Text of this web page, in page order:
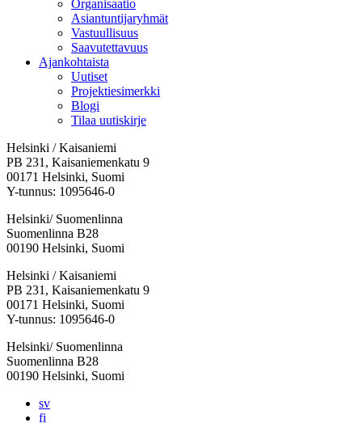
Organisaatio
Asiantuntijaryhmät
Vastuullisuus
Saavutettavuus
Ajankohtaista
Uutiset
Projektiesimerkki
Blogi
Tilaa uutiskirje
Helsinki / Kaisaniemi
PB 231, Kaisaniemenkatu 9
00171 Helsinki, Suomi
Y-tunnus: 1095646-0
Helsinki/ Suomenlinna
Suomenlinna B28
00190 Helsinki, Suomi
Facebook:
Avataan
uuteen
välilehteen
Instagram:
Avataan
uuteen
välilehteen
TikTok:
Avataan
uuteen
välilehteen
Youtube:
Avataan
uuteen
välilehteen
Vimeo:
Avataan
uuteen
välilehteen
Helsinki / Kaisaniemi
PB 231, Kaisaniemenkatu 9
00171 Helsinki, Suomi
Y-tunnus: 1095646-0
Helsinki/ Suomenlinna
Suomenlinna B28
00190 Helsinki, Suomi
sv
fi